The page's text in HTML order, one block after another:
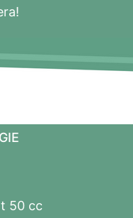
50 cc